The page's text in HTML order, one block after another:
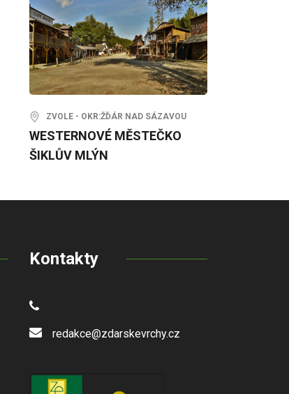
ZVOLE - OKR:ŽĎÁR NAD SÁZAVOU
WESTERNOVÉ MĚSTEČKO
ŠIKLŮV MLÝN
Kontakty
redakce@zdarskevrchy.cz